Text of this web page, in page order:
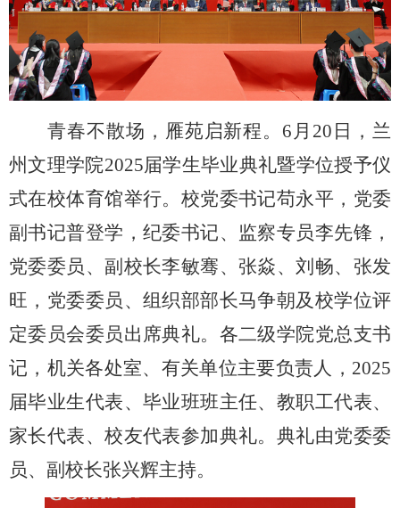
青春不散场，雁苑启新程。 6月20日，兰
州文理学院2025届学生毕业典礼暨学位授予仪
式在校体育馆举行。校党委书记苟永平，党委
副书记普登学，纪委书记、监察专员李先锋，
党委委员、副校长李敏骞、张焱、刘畅、张发
旺，党委委员、组织部部长马争朝及校学位评
定委员会委员出席典礼。各二级学院党总支书
记，机关各处室、有关单位主要负责人，2025
届毕业生代表、毕业班班主任、教职工代表、
家长代表、校友代表参加典礼。典礼由党委委
员、副校长张兴辉主持。